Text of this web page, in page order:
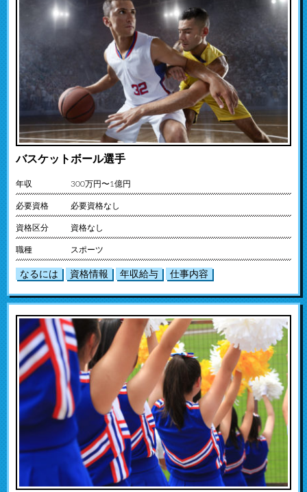
バスケットボール選手
年収 300万円〜1億円
必要資格 必要資格なし
資格区分 資格なし
職種 スポーツ
なるには 資格情報 年収給与 仕事内容